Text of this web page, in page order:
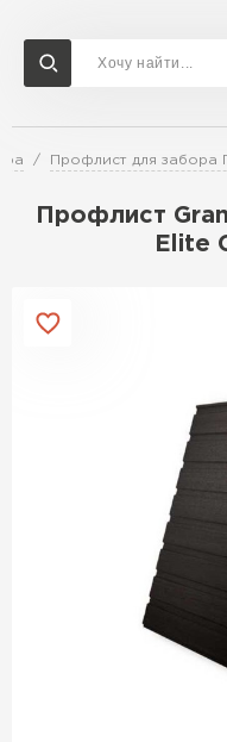
Профлист для забора
Профлист
Elite
Доставка и оплата
Перейти в каталог